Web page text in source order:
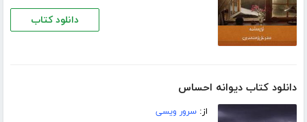
دانلود کتاب
دانلود کتاب دیوانه احساس
از:سرور ویسی